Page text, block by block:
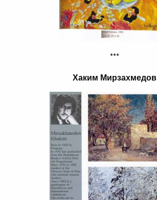
***
Хаким Мирзахмедов